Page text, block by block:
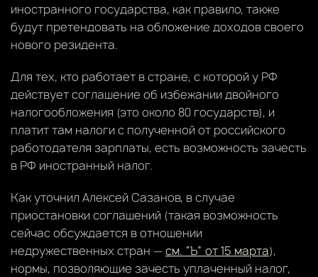
иностранного государства, как правило, также
будут претендовать на обложение доходов своего
нового резидента.
Для тех, кто работает в стране, с которой у РФ
действует соглашение об избежании двойного
налогообложения (это около 80 государств), и
платит там налоги с полученной от российского
работодателя зарплаты, есть возможность зачесть
в РФ иностранный налог.
Как уточнил Алексей Сазанов, в случае
приостановки соглашений (такая возможность
сейчас обсуждается в отношении
недружественных стран — см. “Ъ” от 15 марта),
нормы, позволяющие зачесть уплаченный налог,